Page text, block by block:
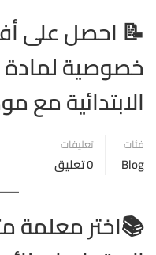
📝 احصل على
خصوصية لمادة
الابتدائية مع
فئات
Blog
تعليقات
0 تعليق
📚اختر معلمة